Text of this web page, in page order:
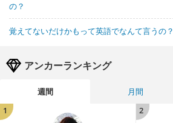
の？
覚えてないだけかもって英語でなんて言うの？
アンカーランキング
週間 月間
1
2